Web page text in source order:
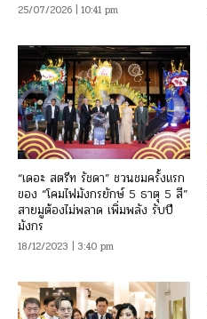
25/07/2026 | 10:41 pm
“เดอะ สตรีท รัชดา” ชวนชมครั้งแรก
ของ “โคมไฟมังกรยักษ์ 5 ธาตุ 5 สี”
สายมูต้องไม่พลาด เพิ่มพลัง รับปี
มังกร
18/12/2023 | 3:40 pm